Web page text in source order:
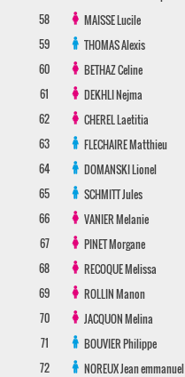
58
MAISSELucile
59
THOMASAlexis
60
BETHAZCeline
61
DEKHLINejma
62
CHERELLaetitia
63
FLECHAIREMatthieu
64
DOMANSKILionel
65
SCHMITTJules
66
VANIERMelanie
67
PINETMorgane
68
RECOQUEMelissa
69
ROLLINManon
70
JACQUONMelina
71
BOUVIERPhilippe
72
NOREUXJean emmanuel